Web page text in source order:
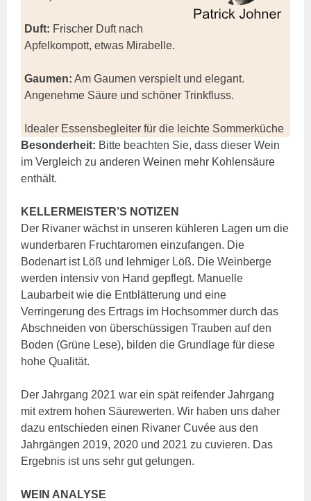
Duft: Frischer Duft nach
Apfelkompott, etwas Mirabelle.
Gaumen: Am Gaumen verspielt und elegant.
Angenehme Säure und schöner Trinkfluss.
Idealer Essensbegleiter für die leichte Sommerküche
Besonderheit: Bitte beachten Sie, dass dieser Wein
im Vergleich zu anderen Weinen mehr Kohlensäure
enthält.
KELLERMEISTER’S NOTIZEN
Der Rivaner wächst in unseren kühleren Lagen um die
wunderbaren Fruchtaromen einzufangen. Die
Bodenart ist Löß und lehmiger Löß. Die Weinberge
werden intensiv von Hand gepflegt. Manuelle
Laubarbeit wie die Entblätterung und eine
Verringerung des Ertrags im Hochsommer durch das
Abschneiden von überschüssigen Trauben auf den
Boden (Grüne Lese), bilden die Grundlage für diese
hohe Qualität.
Der Jahrgang 2021 war ein spät reifender Jahrgang
mit extrem hohen Säurewerten. Wir haben uns daher
dazu entschieden einen Rivaner Cuvée aus den
Jahrgängen 2019, 2020 und 2021 zu cuvieren. Das
Ergebnis ist uns sehr gut gelungen.
WEIN ANALYSE